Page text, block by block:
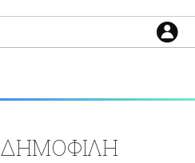
το
ΔΗΜΟΦΙΛΗ